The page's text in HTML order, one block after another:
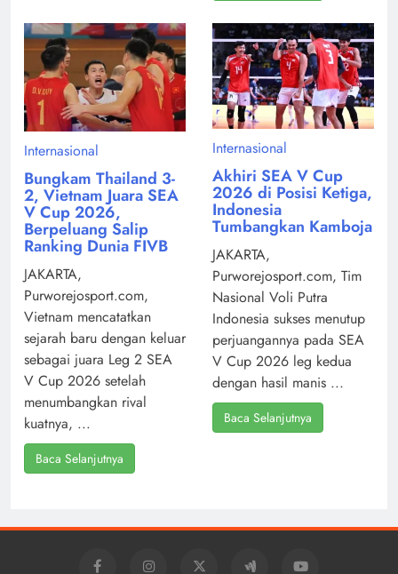
Internasional
Bungkam Thailand 3-
2, Vietnam Juara SEA
V Cup 2026,
Berpeluang Salip
Ranking Dunia FIVB
JAKARTA,
Purworejosport.com,
Vietnam mencatatkan
sejarah baru dengan keluar
sebagai juara Leg 2 SEA
V Cup 2026 setelah
menumbangkan rival
kuatnya, ...
Baca Selanjutnya
Internasional
Akhiri SEA V Cup
2026 di Posisi Ketiga,
Indonesia
Tumbangkan Kamboja
JAKARTA,
Purworejosport.com, Tim
Nasional Voli Putra
Indonesia sukses menutup
perjuangannya pada SEA
V Cup 2026 leg kedua
dengan hasil manis ...
Baca Selanjutnya